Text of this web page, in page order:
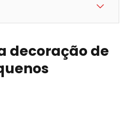
decoração de